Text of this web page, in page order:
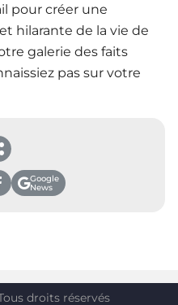
pour créer une
hilarante de la vie de
galerie des faits
pas sur votre
Google
News
droits réservés